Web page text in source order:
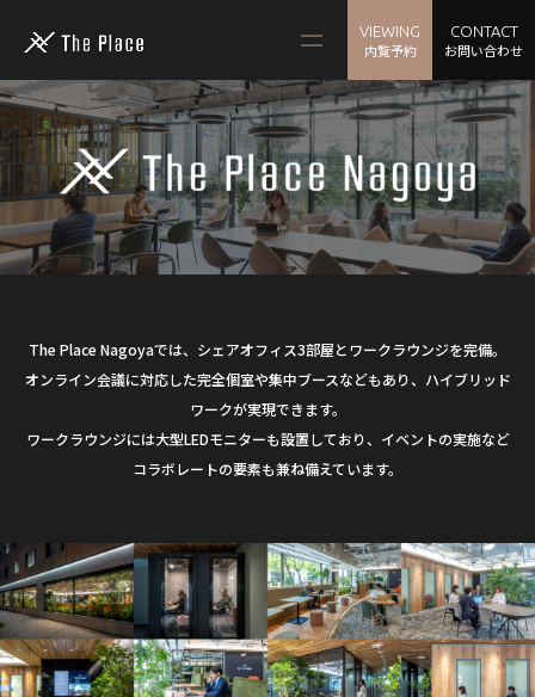
VIEWING
内覧予約
CONTACT
お問い合わせ
The Place Nagoyaでは、シェアオフィス3部屋とワークラウンジを完備。
オンライン会議に対応した完全個室や集中ブースなどもあり、ハイブリッド
ワークが実現できます。
ワークラウンジには大型LEDモニターも設置しており、イベントの実施など
コラボレートの要素も兼ね備えています。